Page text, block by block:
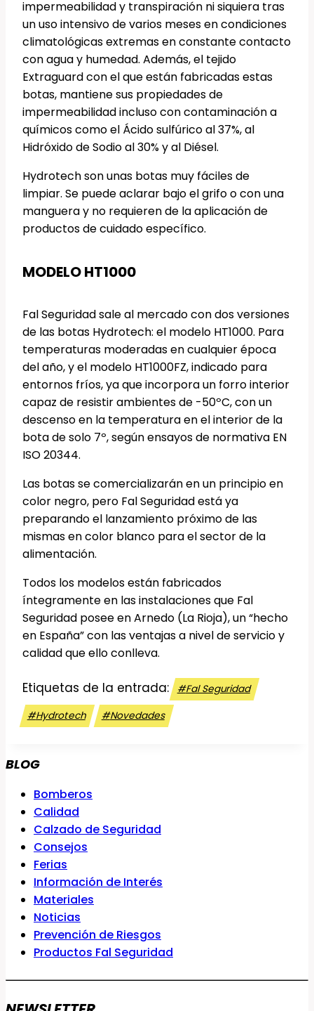
impermeabilidad y transpiración ni siquiera tras
un uso intensivo de varios meses en condiciones
climatológicas extremas en constante contacto
con agua y humedad. Además, el tejido
Extraguard con el que están fabricadas estas
botas, mantiene sus propiedades de
impermeabilidad incluso con contaminación a
químicos como el Ácido sulfúrico al 37%, al
Hidróxido de Sodio al 30% y al Diésel.
Hydrotech son unas botas muy fáciles de
limpiar. Se puede aclarar bajo el grifo o con una
manguera y no requieren de la aplicación de
productos de cuidado específico.
MODELO HT1000
Fal Seguridad sale al mercado con dos versiones
de las botas Hydrotech: el modelo HT1000. Para
temperaturas moderadas en cualquier época
del año, y el modelo HT1000FZ, indicado para
entornos fríos, ya que incorpora un forro interior
capaz de resistir ambientes de -50ºC, con un
descenso en la temperatura en el interior de la
bota de solo 7º, según ensayos de normativa EN
ISO 20344.
Las botas se comercializarán en un principio en
color negro, pero Fal Seguridad está ya
preparando el lanzamiento próximo de las
mismas en color blanco para el sector de la
alimentación.
Todos los modelos están fabricados
íntegramente en las instalaciones que Fal
Seguridad posee en Arnedo (La Rioja), un “hecho
en España” con las ventajas a nivel de servicio y
calidad que ello conlleva.
Etiquetas de la entrada: #Fal Seguridad
#Hydrotech #Novedades
BLOG
Bomberos
Calidad
Calzado de Seguridad
Consejos
Ferias
Información de Interés
Materiales
Noticias
Prevención de Riesgos
Productos Fal Seguridad